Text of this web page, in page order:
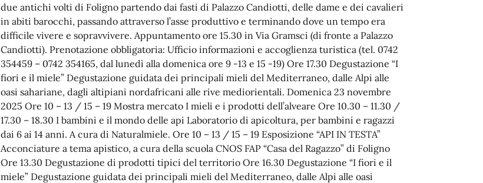
due antichi volti di Foligno partendo dai fasti di Palazzo Candiotti, delle dame e dei cavalieri
in abiti barocchi, passando attraverso l’asse produttivo e terminando dove un tempo era
difficile vivere e sopravvivere. Appuntamento ore 15.30 in Via Gramsci (di fronte a Palazzo
Candiotti). Prenotazione obbligatoria: Ufficio informazioni e accoglienza turistica (tel. 0742
354459 – 0742 354165, dal lunedì alla domenica ore 9 -13 e 15 -19) Ore 17.30 Degustazione “I
fiori e il miele” Degustazione guidata dei principali mieli del Mediterraneo, dalle Alpi alle
oasi sahariane, dagli altipiani nordafricani alle rive mediorientali. Domenica 23 novembre
2025 Ore 10 – 13 / 15 – 19 Mostra mercato I mieli e i prodotti dell’alveare Ore 10.30 – 11.30 /
17.30 – 18.30 I bambini e il mondo delle api Laboratorio di apicoltura, per bambini e ragazzi
dai 6 ai 14 anni. A cura di Naturalmiele. Ore 10 – 13 / 15 – 19 Esposizione “API IN TESTA”
Acconciature a tema apistico, a cura della scuola CNOS FAP “Casa del Ragazzo” di Foligno
Ore 13.30 Degustazione di prodotti tipici del territorio Ore 16.30 Degustazione “I fiori e il
miele” Degustazione guidata dei principali mieli del Mediterraneo, dalle Alpi alle oasi